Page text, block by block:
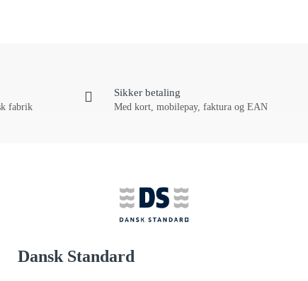
fabrik
Sikker betaling
Med kort, mobilepay, faktura og EAN
Dansk Standard